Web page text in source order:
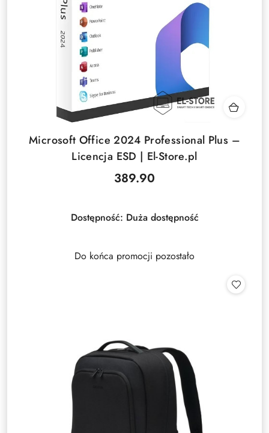
Microsoft Office 2024 Professional Plus –
Licencja ESD | El-Store.pl
Cena:
389.90
Dostępność: Duża dostępność
Do końca promocji pozostało